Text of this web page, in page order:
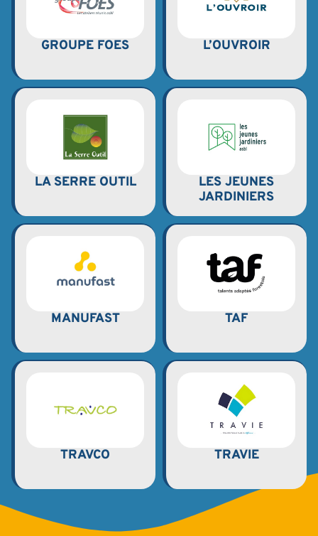
GROUPE FOES L’OUVROIR
LA SERRE OUTIL
LES JEUNES
JARDINIERS
MANUFAST TAF
TRAVCO TRAVIE